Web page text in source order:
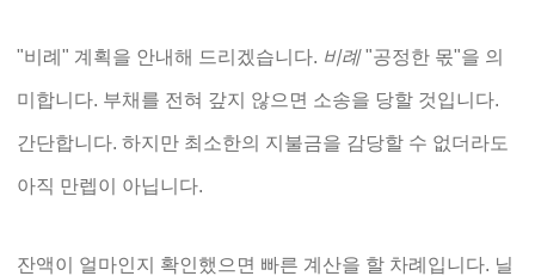
"비례" 계획을 안내해 드리겠습니다. 비례"공정한 몫"을 의
미합니다. 부채를 전혀 갚지 않으면 소송을 당할 것입니다.
간단합니다. 하지만 최소한의 지불금을 감당할 수 없더라도
아직 만렙이 아닙니다.
잔액이 얼마인지 확인했으면 빠른 계산을 할 차례입니다. 닐